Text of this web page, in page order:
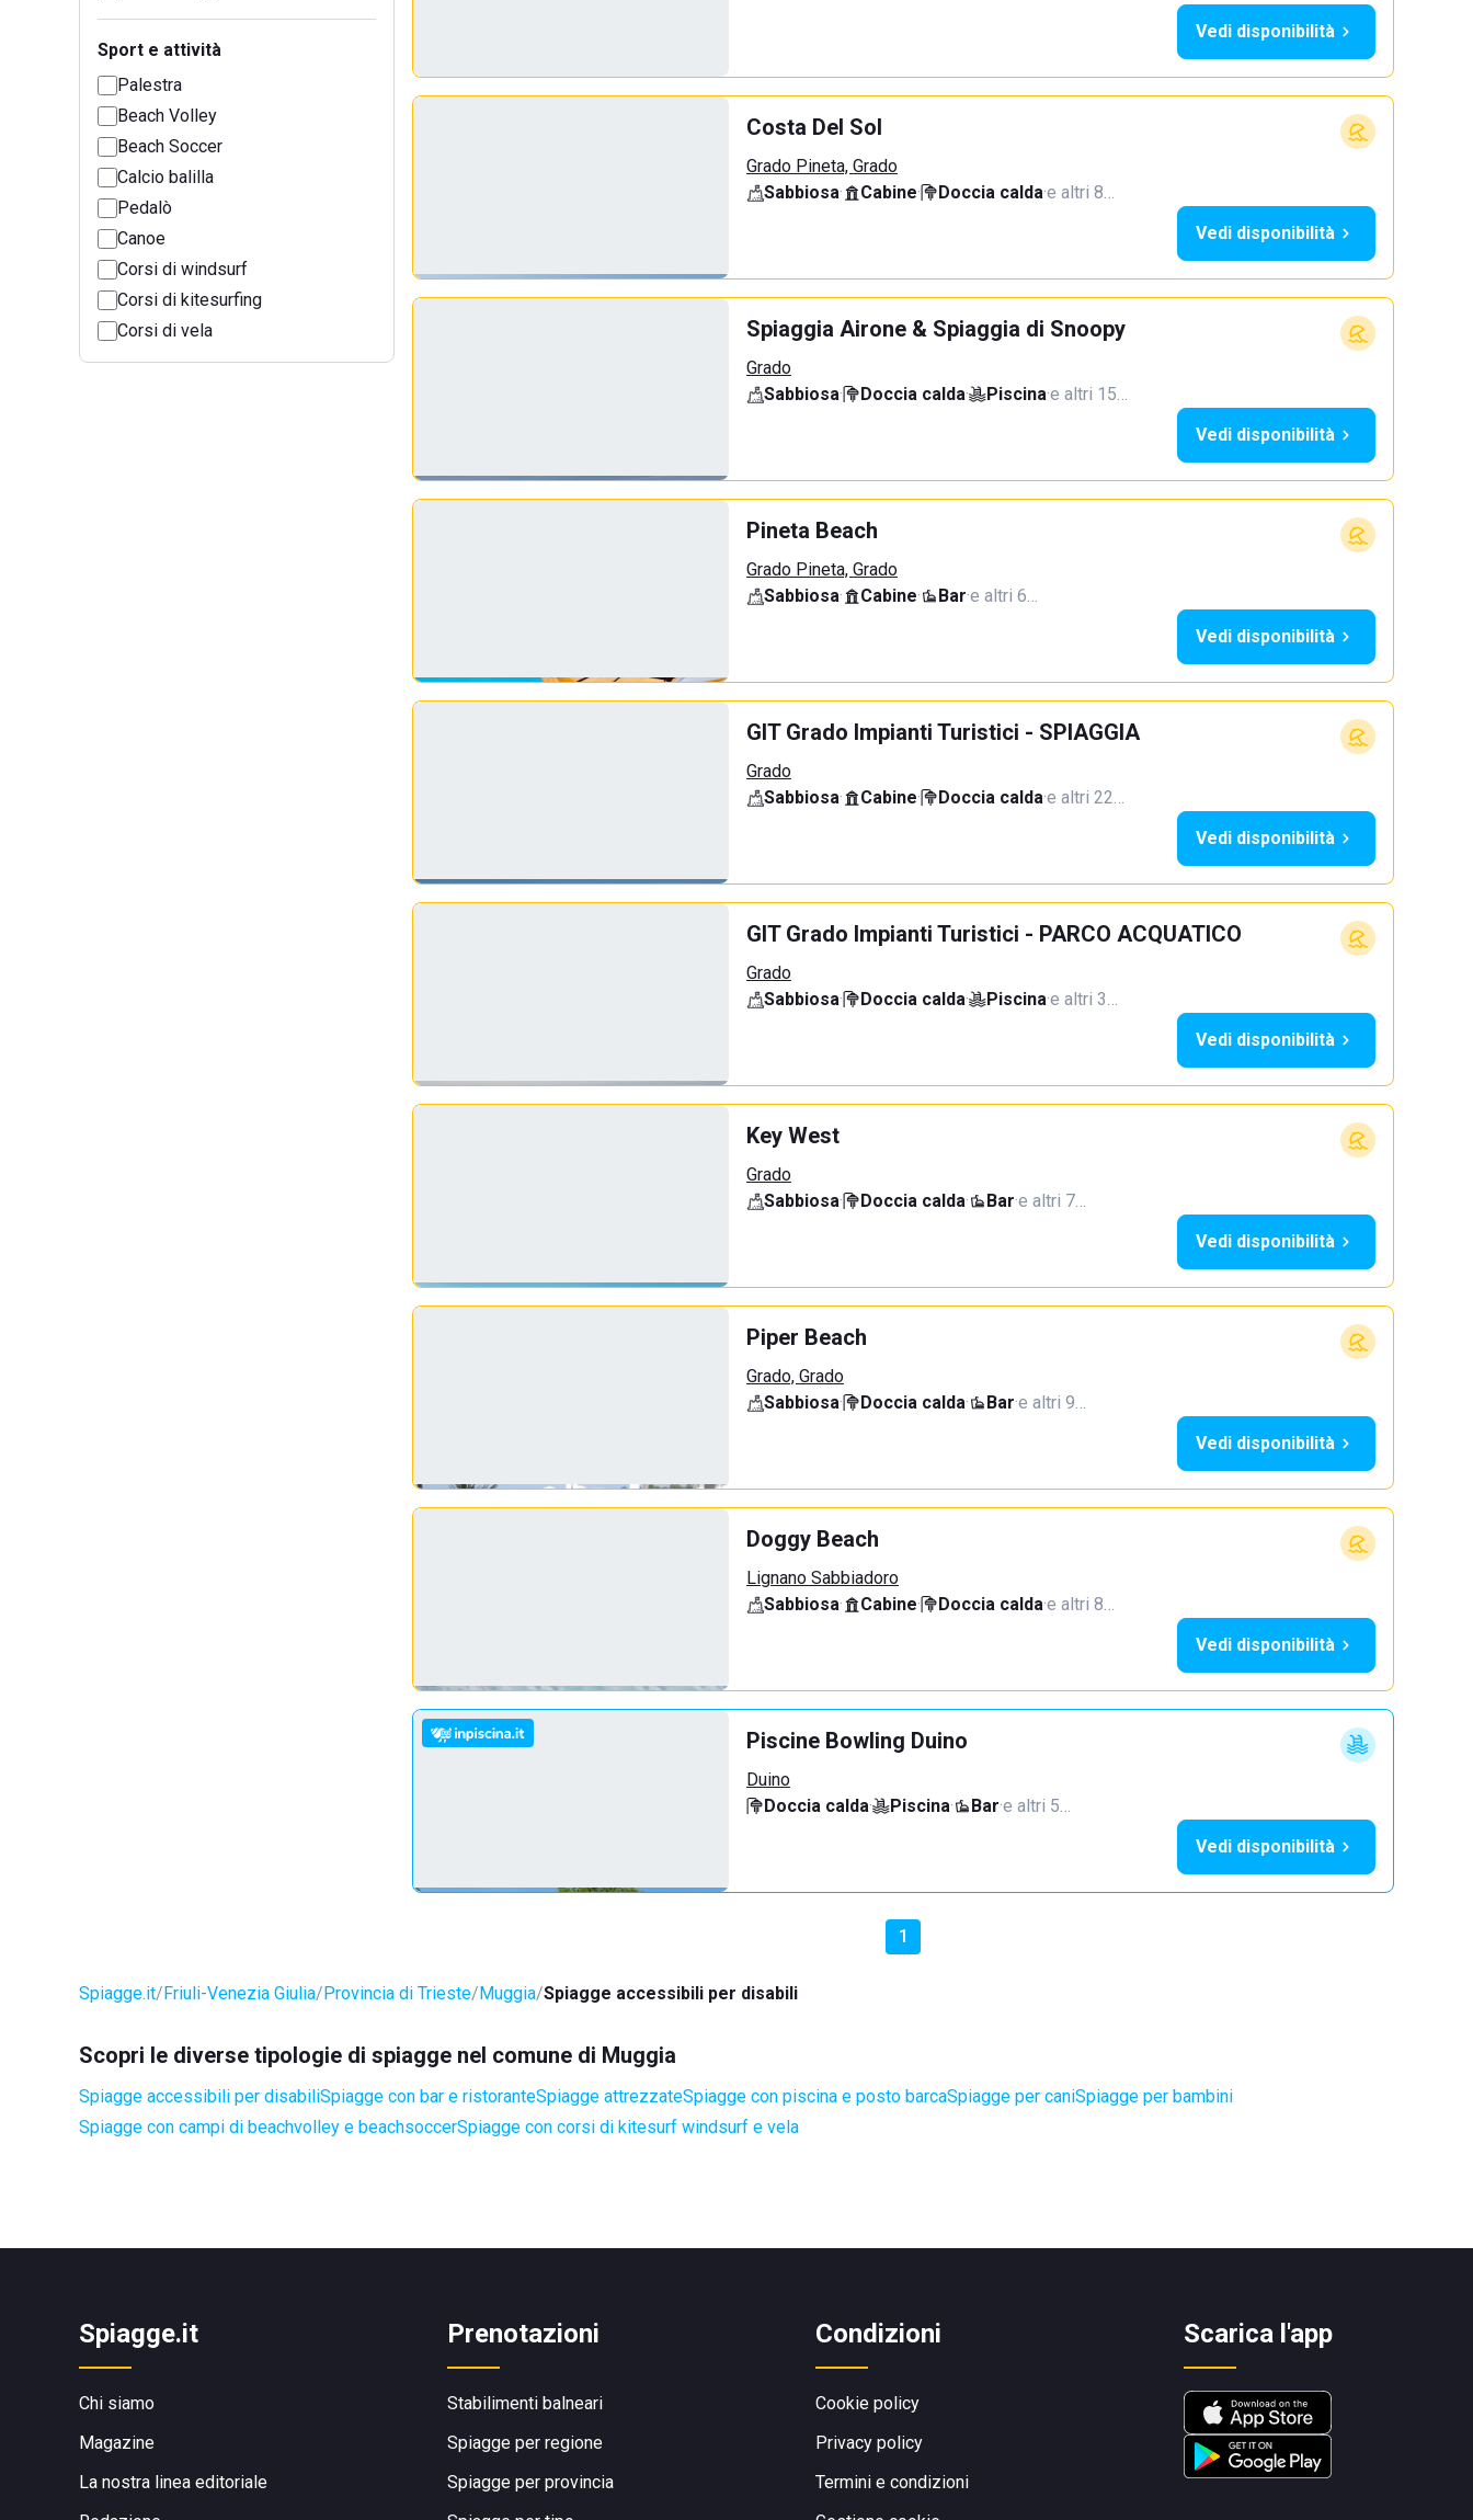
Sport e attività
Palestra
Beach Volley
Beach Soccer
Calcio balilla
Pedalò
Canoe
Corsi di windsurf
Corsi di kitesurfing
Corsi di vela
Vedi disponibilità
Costa Del Sol
Grado Pineta, Grado
Sabbiosa· Cabine· Doccia calda·e altri 8…
Vedi disponibilità
Spiaggia Airone & Spiaggia di Snoopy
Grado
Sabbiosa· Doccia calda· Piscina·e altri 15…
Vedi disponibilità
Pineta Beach
Grado Pineta, Grado
Sabbiosa· Cabine· Bar·e altri 6…
Vedi disponibilità
GIT Grado Impianti Turistici - SPIAGGIA
Grado
Sabbiosa· Cabine· Doccia calda·e altri 22…
Vedi disponibilità
GIT Grado Impianti Turistici - PARCO ACQUATICO
Grado
Sabbiosa· Doccia calda· Piscina·e altri 3…
Vedi disponibilità
Key West
Grado
Sabbiosa· Doccia calda· Bar·e altri 7…
Vedi disponibilità
Piper Beach
Grado, Grado
Sabbiosa· Doccia calda· Bar·e altri 9…
Vedi disponibilità
Doggy Beach
Lignano Sabbiadoro
Sabbiosa· Cabine· Doccia calda·e altri 8…
Vedi disponibilità
Piscine Bowling Duino
Duino
Doccia calda· Piscina· Bar·e altri 5…
Vedi disponibilità
1
Spiagge.it Friuli-Venezia Giulia Provincia di Trieste Muggia Spiagge accessibili per disabili
Scopri le diverse tipologie di spiagge nel comune di Muggia
Spiagge accessibili per disabiliSpiagge con bar e ristoranteSpiagge attrezzateSpiagge con piscina e posto barcaSpiagge per caniSpiagge per bambini
Spiagge con campi di beachvolley e beachsoccerSpiagge con corsi di kitesurf windsurf e vela
Spiagge.it
Chi siamo
Magazine
La nostra linea editoriale
Prenotazioni
Stabilimenti balneari
Spiagge per regione
Spiagge per provincia
Condizioni
Cookie policy
Privacy policy
Termini e condizioni
Scarica l'app